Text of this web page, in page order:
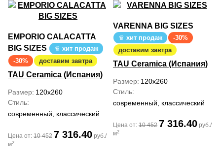
EMPORIO CALACATTA
BIG SIZES
хит продаж
-30%
доставим завтра
TAU Ceramica (Испания)
Размер 120x260
Стиль
современный, классический
Цена от: 10 452 7 316.40 руб./
м2
VARENNA BIG SIZES
хит продаж
-30%
доставим завтра
TAU Ceramica (Испания)
Размер 120x260
Стиль
современный, классический
Цена от: 10 452 7 316.40 руб./
м2